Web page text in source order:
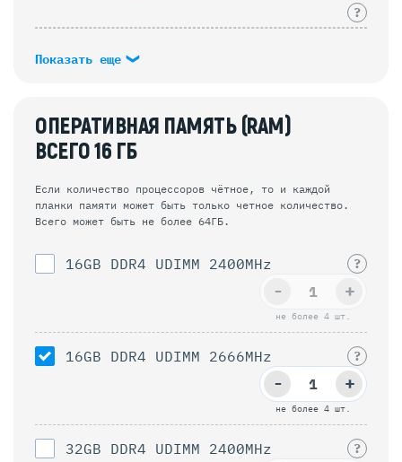
?
Показать еще
ОПЕРАТИВНАЯ ПАМЯТЬ (RAM)
ВСЕГО16 ГБ
Если количество процессоров чётное, то и каждой
планки памяти может быть только четное количество.
Всего может быть не более 64ГБ.
16GB DDR4 UDIMM 2400MHz ?
не более 4 шт.
+
-
16GB DDR4 UDIMM 2666MHz ?
не более 4 шт.
+
-
32GB DDR4 UDIMM 2400MHz ?